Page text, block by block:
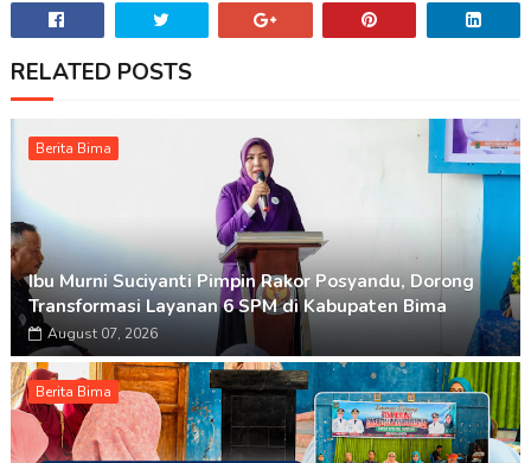
RELATED POSTS
Berita Bima
Ibu Murni Suciyanti Pimpin Rakor Posyandu, Dorong
Transformasi Layanan 6 SPM di Kabupaten Bima
August 07, 2026
Berita Bima